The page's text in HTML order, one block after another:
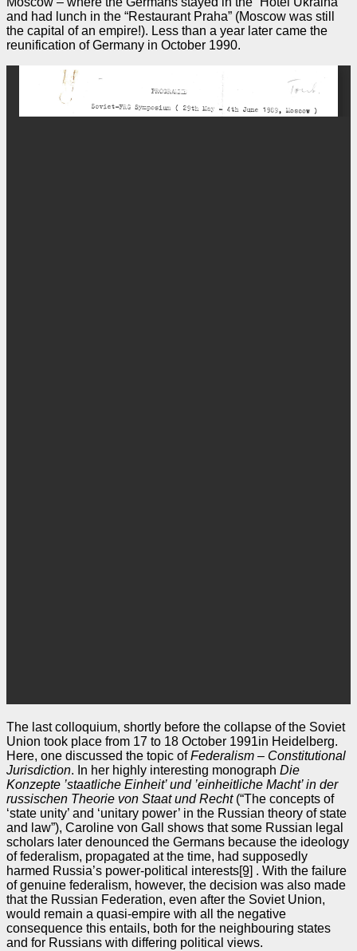
and had lunch in the “Restaurant Praha” (Moscow was still
the capital of an empire!). Less than a year later came the
reunification of Germany in October 1990.
The last colloquium, shortly before the collapse of the Soviet
Union took place from 17 to 18 October 1991in Heidelberg.
Here, one discussed the topic ofFederalism – Constitutional
Jurisdiction. In her highly interesting monograph Die
Konzepte ’staatliche Einheit’ und ’einheitliche Macht’ in der
russischen Theorie von Staat und Recht(“The concepts of
‘state unity’ and ‘unitary power’ in the Russian theory of state
and law”), Caroline von Gall shows that some Russian legal
scholars later denounced the Germans because the ideology
of federalism, propagated at the time, had supposedly
harmed Russia’s power-political interests [9] . With the failure
of genuine federalism, however, the decision was also made
that the Russian Federation, even after the Soviet Union,
would remain a quasi-empire with all the negative
consequence this entails, both for the neighbouring states
and for Russians with differing political views.